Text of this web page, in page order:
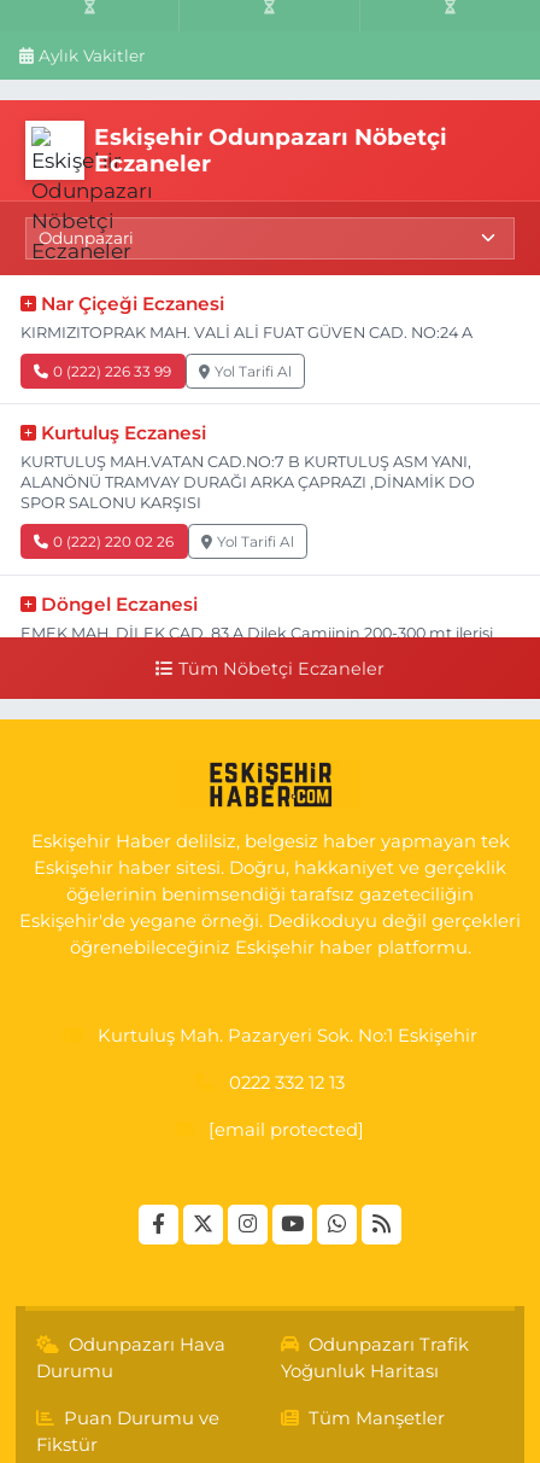
Aylık Vakitler
Eskişehir Odunpazarı Nöbetçi
Eczaneler
Nar Çiçeği Eczanesi
KIRMIZITOPRAK MAH. VALİ ALİ FUAT GÜVEN CAD. NO:24 A
0 (222) 226 33 99 Yol Tarifi Al
Kurtuluş Eczanesi
KURTULUŞ MAH.VATAN CAD.NO:7 B KURTULUŞ ASM YANI,
ALANÖNÜ TRAMVAY DURAĞI ARKA ÇAPRAZI ,DİNAMİK DO
SPOR SALONU KARŞISI
0 (222) 220 02 26 Yol Tarifi Al
Döngel Eczanesi
EMEK MAH. DİLEK CAD. 83 A Dilek Camiinin 200-300 mt ilerisi
İSTİKLAL MAH. ŞAİR FUZULİ CAD. NO:35 A HAVA HASTANESİ
KARŞI KÖŞESİ ŞAİR FUZULİ AİLE SAĞLIĞI MERKEZİ KARŞISI
0 (222) 230 11 31 Yol Tarifi Al
Tüm Nöbetçi Eczaneler
Eskişehir Haber delilsiz, belgesiz haber yapmayan tek
Eskişehir haber sitesi. Doğru, hakkaniyet ve gerçeklik
öğelerinin benimsendiği tarafsız gazeteciliğin
Eskişehir'de yegane örneği. Dedikoduyu değil gerçekleri
öğrenebileceğiniz Eskişehir haber platformu.
Kurtuluş Mah. Pazaryeri Sok. No:1 Eskişehir
0222 332 12 13
[email protected]
Odunpazarı Hava
Durumu
Odunpazarı Trafik
Yoğunluk Haritası
Puan Durumu ve
Fikstür
Tüm Manşetler